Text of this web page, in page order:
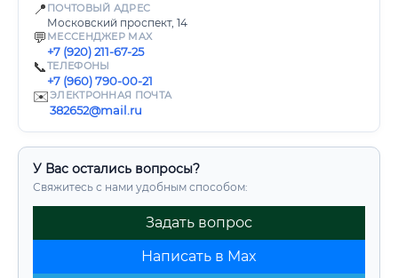
📍 ПОЧТОВЫЙ АДРЕС
Московский проспект, 14
💬 МЕССЕНДЖЕР MAX
+7 (920) 211-67-25
📞ТЕЛЕФОНЫ
+7 (960) 790-00-21
✉️ЭЛЕКТРОННАЯ ПОЧТА
382652@mail.ru
У Вас остались вопросы?
Свяжитесь с нами удобным способом:
Задать вопрос
Написать в Max